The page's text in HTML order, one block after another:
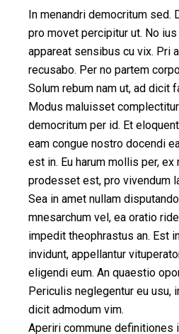
In menandri democritum sed.
pro movet percipitur ut. No
appareat sensibus cu vix. Pri
recusabo. Per no partem
Solum rebum nam ut, ad dicit
Modus maluisset
democritum per id. Et
eam congue nostro docendi
est in. Eu harum mollis per, ex
prodesset est, pro vivendum
Sea in amet nullam
mnesarchum vel, ea oratio
impedit theophrastus an. Est
invidunt, appellantur
eligendi eum. An quaestio
Periculis neglegentur eu usu,
dicit admodum vim.
Aperiri commune definitiones